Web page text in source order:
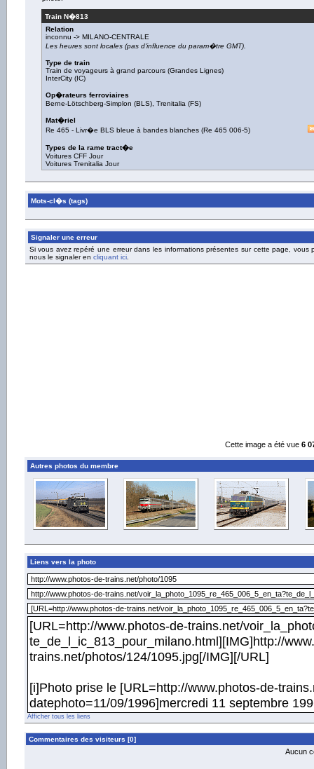
Train N�813
Relation
inconnu -> MILANO-CENTRALE
Les heures sont locales (pas d'influence du param�tre GMT).
Type de train
Train de voyageurs à grand parcours (Grandes Lignes)
InterCity (IC)
Op�rateurs ferroviaires
Berne-Lötschberg-Simplon (BLS) Trenitalia (FS)
Mat�riel
Re 465 - Livr�e BLS bleue à bandes blanches (Re 465 006-5)
Types de la rame tract�e
Voitures CFF Jour
Voitures Trenitalia Jour
Mots-cl�s (tags)
Signaler une erreur
Si vous avez repéré une erreur dans les informations présentes sur cette page, vous
nous le signaler en cliquant ici.
Cette image a été vue 6
Autres photos du membre
Liens vers la photo
Afficher tous les liens
Commentaires des visiteurs [0]
Aucun